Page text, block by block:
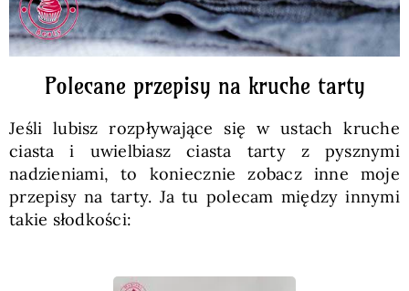
Polecane przepisy na kruche tarty
Jeśli lubisz rozpływające się w ustach kruche
ciasta i uwielbiasz ciasta tarty z pysznymi
nadzieniami, to koniecznie zobacz inne moje
przepisy na tarty. Ja tu polecam między innymi
takie słodkości: